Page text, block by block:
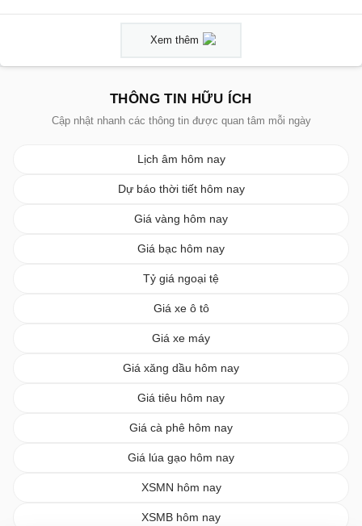
Xem thêm
THÔNG TIN HỮU ÍCH
Cập nhật nhanh các thông tin được quan tâm mỗi ngày
Lịch âm hôm nay
Dự báo thời tiết hôm nay
Giá vàng hôm nay
Giá bạc hôm nay
Tỷ giá ngoại tệ
Giá xe ô tô
Giá xe máy
Giá xăng dầu hôm nay
Giá tiêu hôm nay
Giá cà phê hôm nay
Giá lúa gạo hôm nay
XSMN hôm nay
XSMB hôm nay